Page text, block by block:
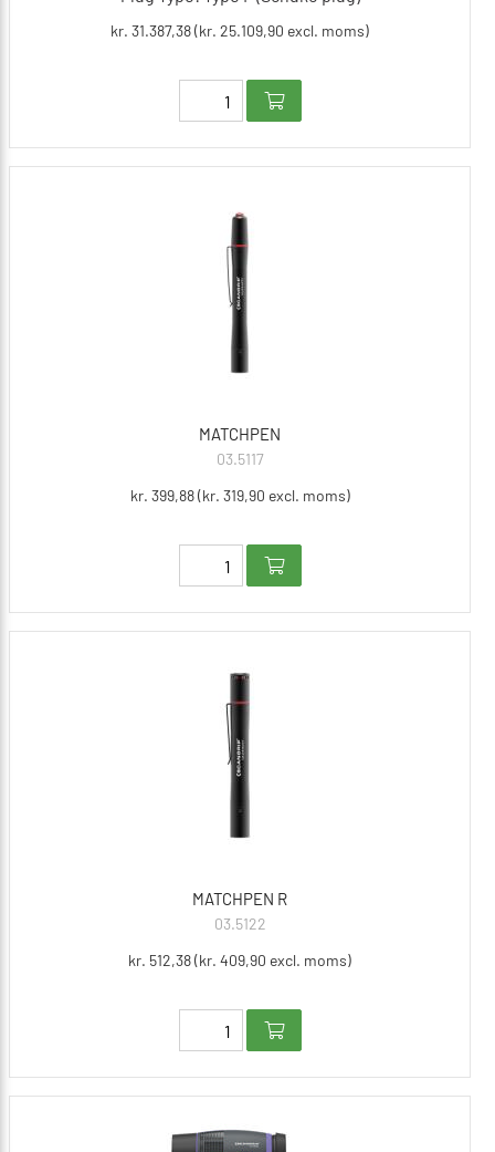
kr. 31.387,38 (kr. 25.109,90 excl. moms)
MATCHPEN
03.5117
kr. 399,88 (kr. 319,90 excl. moms)
MATCHPEN R
03.5122
kr. 512,38 (kr. 409,90 excl. moms)